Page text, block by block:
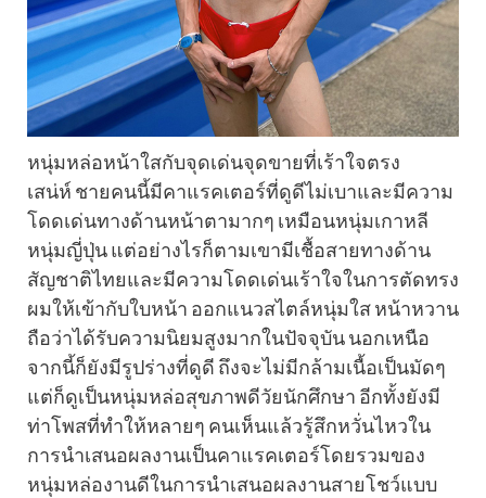
หนุ่มหล่อหน้าใสกับจุดเด่นจุดขายที่เร้าใจตรง
เสน่ห์ ชายคนนี้มีคาแรคเตอร์ที่ดูดีไม่เบาและมีความ
โดดเด่นทางด้านหน้าตามากๆ เหมือนหนุ่มเกาหลี
หนุ่มญี่ปุ่น แต่อย่างไรก็ตามเขามีเชื้อสายทางด้าน
สัญชาติไทยและมีความโดดเด่นเร้าใจในการตัดทรง
ผมให้เข้ากับใบหน้า ออกแนวสไตล์หนุ่มใส หน้าหวาน
ถือว่าได้รับความนิยมสูงมากในปัจจุบัน นอกเหนือ
จากนี้ก็ยังมีรูปร่างที่ดูดี ถึงจะไม่มีกล้ามเนื้อเป็นมัดๆ
แต่ก็ดูเป็นหนุ่มหล่อสุขภาพดีวัยนักศึกษา อีกทั้งยังมี
ท่าโพสที่ทำให้หลายๆ คนเห็นแล้วรู้สึกหวั่นไหวใน
การนำเสนอผลงานเป็นคาแรคเตอร์โดยรวมของ
หนุ่มหล่องานดีในการนำเสนอผลงานสายโชว์แบบ